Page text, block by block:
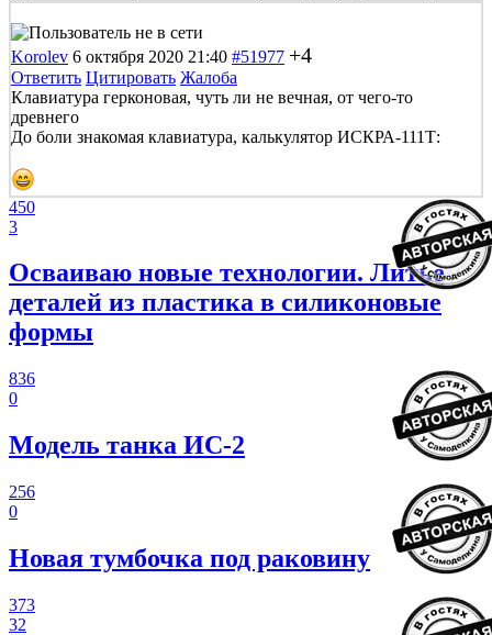
Korolev 6 октября 2020 21:40 #51977 +4
Ответить Цитировать Жалоба
Клавиатура герконовая, чуть ли не вечная, от чего-то
древнего
До боли знакомая клавиатура, калькулятор ИСКРА-111Т:
450
3
Осваиваю новые технологии. Литье
деталей из пластика в силиконовые
формы
836
0
Модель танка ИС-2
256
0
Новая тумбочка под раковину
373
32